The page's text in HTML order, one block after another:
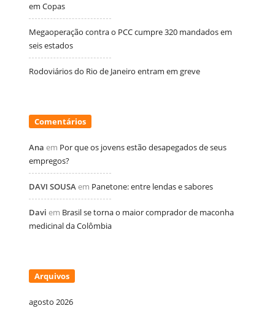
em Copas
Megaoperação contra o PCC cumpre 320 mandados em
seis estados
Rodoviários do Rio de Janeiro entram em greve
Comentários
Ana em Por que os jovens estão desapegados de seus
empregos?
DAVI SOUSAem Panetone: entre lendas e sabores
Davi em Brasil se torna o maior comprador de maconha
medicinal da Colômbia
Arquivos
agosto 2026